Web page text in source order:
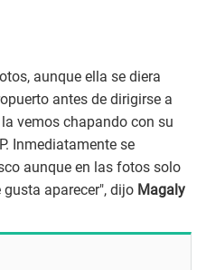
aunque ella se diera
antes de dirigirse a
vemos chapando con su
Inmediatamente se
aunque en las fotos solo
aparecer", dijo Magaly